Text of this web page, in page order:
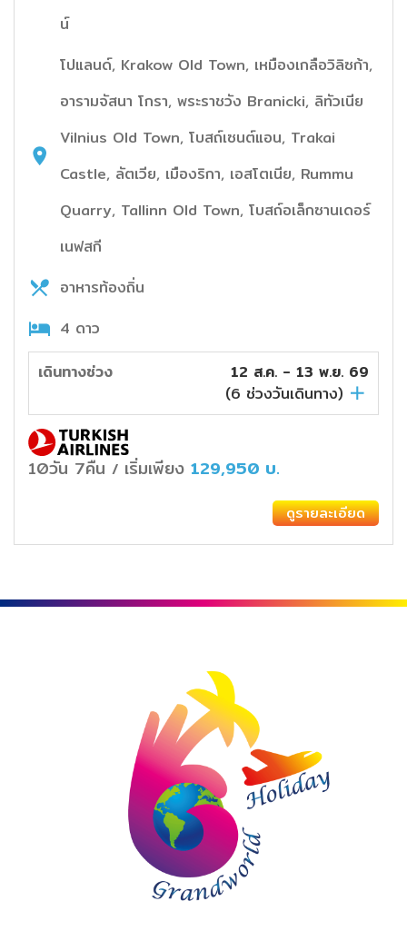
น์
โปแลนด์, Krakow Old Town, เหมืองเกลือวิลิซก้า,
อารามจัสนา โกรา, พระราชวัง Branicki, ลิทัวเนีย
Vilnius Old Town, โบสถ์เซนต์แอน, Trakai
Castle, ลัตเวีย, เมืองริกา, เอสโตเนีย, Rummu
Quarry, Tallinn Old Town, โบสถ์อเล็กซานเดอร์
เนฟสกี
อาหารท้องถิ่น
4 ดาว
เดินทางช่วง
12 ส.ค. - 13 พ.ย. 69
(6 ช่วงวันเดินทาง)
10วัน 7คืน / เริ่มเพียง 129,950 บ.
ดูรายละเอียด